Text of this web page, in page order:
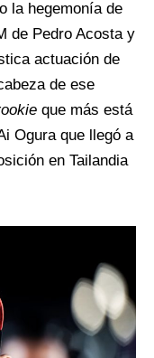
la hegemonía de
de Pedro Acosta y
actuación de
de ese
que más está
Ogura que llegó a
en Tailandia